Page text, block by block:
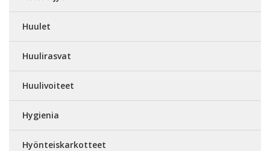
Huulet
Huulirasvat
Huulivoiteet
Hygienia
Hyönteiskarkotteet